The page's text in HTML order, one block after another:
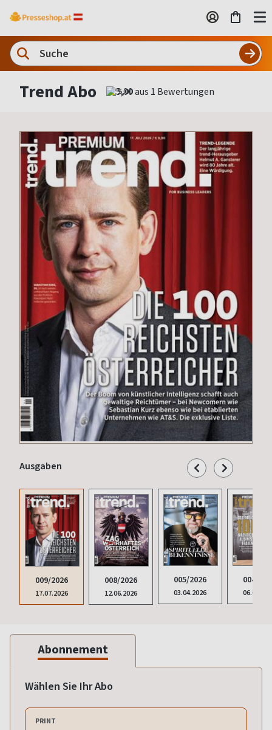
Trend Abo 5,00
Ausgaben
009/2026
17.07.2026
008/2026
12.06.2026
005/2026
03.04.2026
004/
Abonnement
Wählen Sie Ihr Abo
PRINT